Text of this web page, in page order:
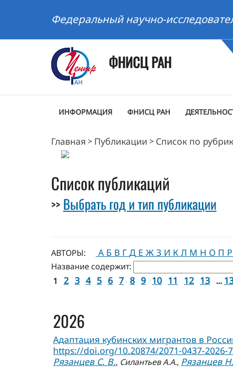
Федеральный научно-
ФНИСЦ РАН
ИНФОРМАЦИЯ ФНИСЦ РАН
Главная > Публикации > Список по
Список публикаций
>>Выбрать год и тип публикации
АВТОРЫ: А Б В Г Д Е Ж З И К Л М Н О П Р
Название содержит:
1
2 3 4 5 6 7 8 9 10 11 12 13 ...
2026
Адаптация кубинских мигрантов в
https://doi.org/10.20874/2071-0437-2026-
Рязанцев С. В., Силантьев А.А., Рязанцев